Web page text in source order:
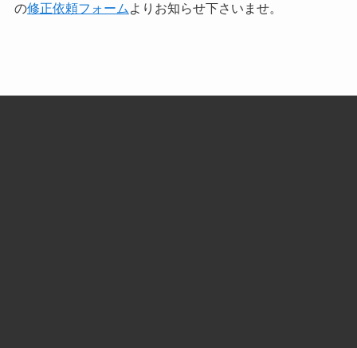
の修正依頼フォーム よりお知らせ下さいませ。